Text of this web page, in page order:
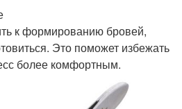
к формированию бровей,
Это поможет избежать
более комфортным.